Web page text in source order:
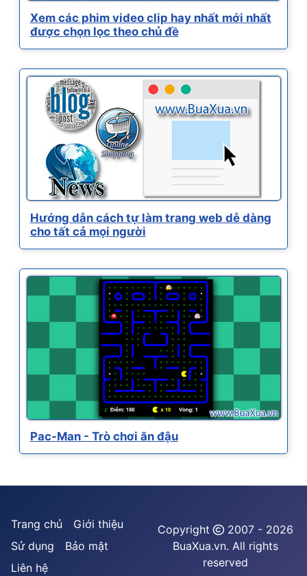
Xem các phim video clip hay nhất mới nhất
được chọn lọc theo chủ đề
Hướng dẫn cách tự làm trang web dễ dàng
cho tất cả mọi người
Pac-Man - Trò chơi ăn đậu
Trang chủ
Giới thiệu
Sử dụng
Bảo mật
Liên hệ
Copyright
2007 - 2026
BuaXua.vn. All rights
reserved